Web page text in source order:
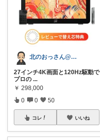
北のおっさん@ガジェット好き
27インチ4K画面と120Hz駆動で
プロの ...
￥ 298,000
0 0 50
コレ いいね